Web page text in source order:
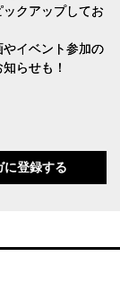
クアップしてお
やイベント参加の
らせも！
に登録する